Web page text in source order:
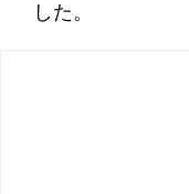
した。